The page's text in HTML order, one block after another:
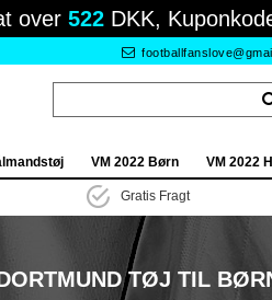
over 522DKK,
VM 2022 Børn VM 2022
Gratis Fragt
TØJ TIL